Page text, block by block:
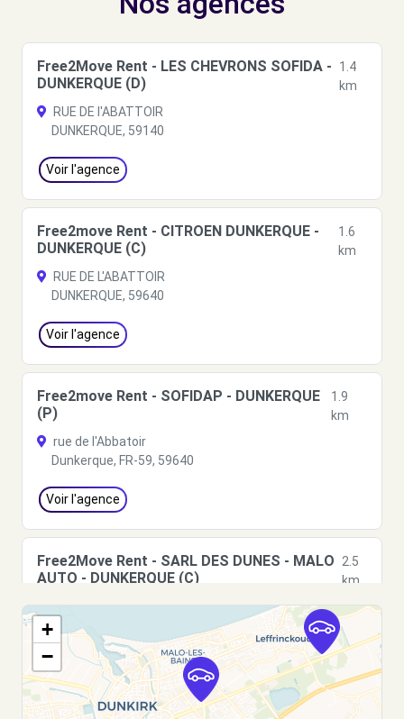
Free2Move Rent - LES CHEVRONS SOFIDA -
DUNKERQUE (D)
1.4
km
RUE DE l'ABATTOIR
DUNKERQUE, 59140
Voir l'agence
Free2move Rent - CITROEN DUNKERQUE -
DUNKERQUE (C)
1.6
km
RUE DE L'ABATTOIR
DUNKERQUE, 59640
Voir l'agence
Free2move Rent - SOFIDAP - DUNKERQUE
(P)
1.9
km
rue de l'Abbatoir
Dunkerque, FR-59, 59640
Voir l'agence
Free2Move Rent - SARL DES DUNES - MALO
AUTO - DUNKERQUE (C)
2.5
km
129 RUE ARISTIDE BRIAND
DUNKERQUE, 59240
Voir l'agence
+
−